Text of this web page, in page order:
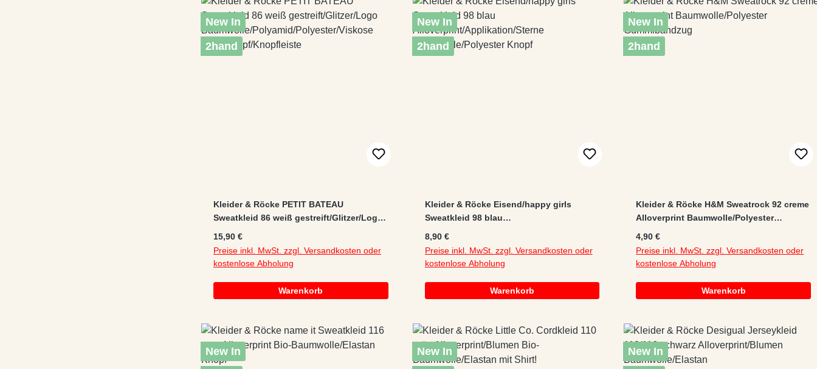
New In
2hand
Kleider & Röcke PETIT BATEAU
Sweatkleid 86 weiß gestreift/Glitzer/Logo
Regulärer Preis:
15,90 €
Preise inkl. MwSt. zzgl. Versandkosten oder
kostenlose Abholung
Warenkorb
New In
2hand
Kleider & Röcke Eisend/happy girls
Sweatkleid 98 blau
Regulärer Preis:
8,90 €
Preise inkl. MwSt. zzgl. Versandkosten oder
kostenlose Abholung
Warenkorb
New In
2hand
Kleider & Röcke H&M Sweatrock 92 creme
Alloverprint Baumwolle/Polyester
Regulärer Preis:
4,90 €
Preise inkl. MwSt. zzgl. Versandkosten oder
kostenlose Abholung
Warenkorb
New In
New In
New In